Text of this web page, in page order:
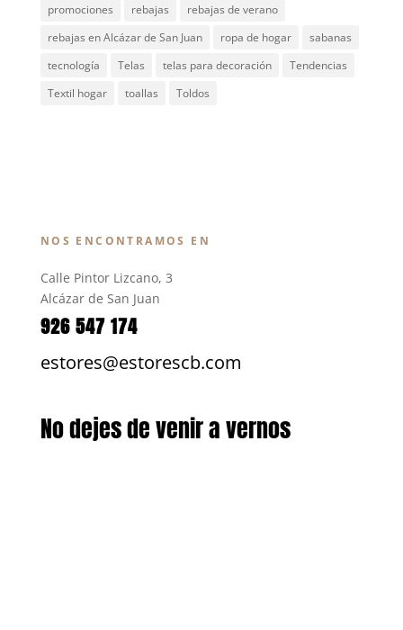
promociones
rebajas
rebajas de verano
rebajas en Alcázar de San Juan
ropa de hogar
sabanas
tecnología
Telas telas para decoración
Tendencias
Textil hogar
toallas Toldos
NOS ENCONTRAMOS EN
Calle Pintor Lizcano, 3
Alcázar de San Juan
926 547 174
estores@estorescb.com
No dejes de venir a vernos